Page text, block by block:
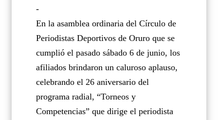
-
En la asamblea ordinaria del Círculo de
Periodistas Deportivos de Oruro que se
cumplió el pasado sábado 6 de junio, los
afiliados brindaron un caluroso aplauso,
celebrando el 26 aniversario del
programa radial, “Torneos y
Competencias” que dirige el periodista